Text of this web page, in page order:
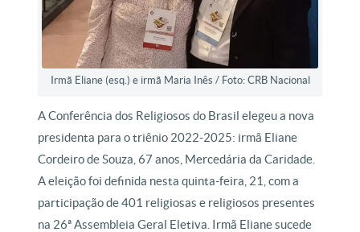
Irmã Eliane (esq.) e irmã Maria Inês / Foto: CRB Nacional
A Conferência dos Religiosos do Brasil elegeu a nova
presidenta para o triênio 2022-2025: irmã Eliane
Cordeiro de Souza, 67 anos, Mercedária da Caridade.
A eleição foi definida nesta quinta-feira, 21, com a
participação de 401 religiosas e religiosos presentes
na 26ª Assembleia Geral Eletiva. Irmã Eliane sucede